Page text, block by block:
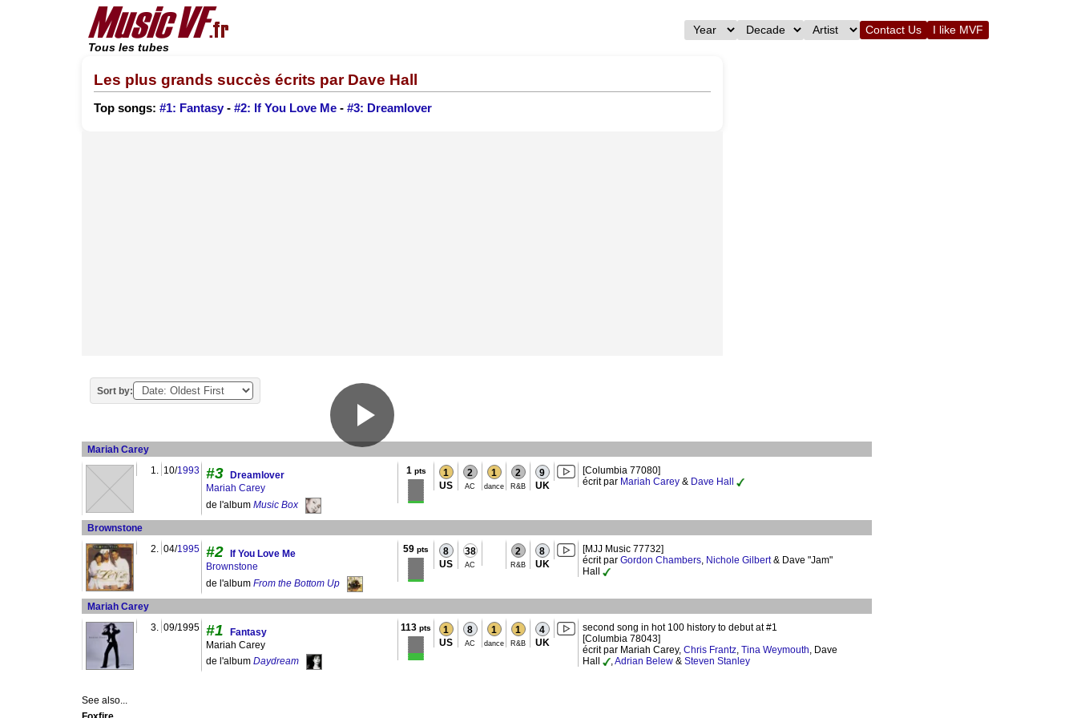
Tous les tubes
Contact Us I like MVF
Les plus grands succès écrits par Dave Hall
Top songs: #1: Fantasy - #2: If You Love Me - #3: Dreamlover
Sort by:
Mariah Carey
1. 10/1993 #3
Dreamlover
Mariah Carey
de l'album Music Box
1 pts 1
US
2
AC
1
dance
2
R&B
9
UK
[Columbia 77080]
écrit par Mariah Carey & Dave Hall
Brownstone
2. 04/1995 #2 If You Love Me
Brownstone
de l'album From the Bottom Up
59 pts 8
US
38
AC
2
R&B
8
UK
[MJJ Music 77732]
écrit par Gordon Chambers, Nichole Gilbert& Dave "Jam"
Hall
Mariah Carey
3.
09/1995 #1
Fantasy
Mariah Carey
de l'album Daydream
113 pts 1
US
8
AC
1
dance
1
R&B
4
UK
second song in hot 100 history to debut at #1
[Columbia 78043]
écrit par Mariah Carey, Chris Frantz Tina Weymouth , Dave
Hall
Adrian Belew & Steven Stanley
See also...